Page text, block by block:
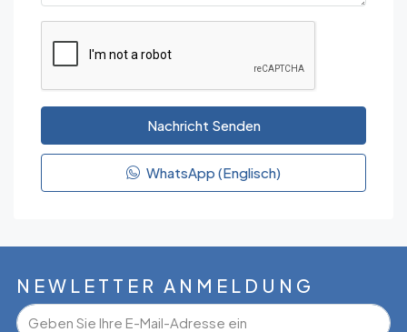
Nachricht Senden
WhatsApp (Englisch)
NEWLETTER ANMELDUNG